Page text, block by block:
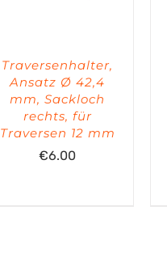
Traversenhalter,
Ansatz Ø 42,4
mm, Sackloch
rechts, für
Traversen 12 mm
€6.00